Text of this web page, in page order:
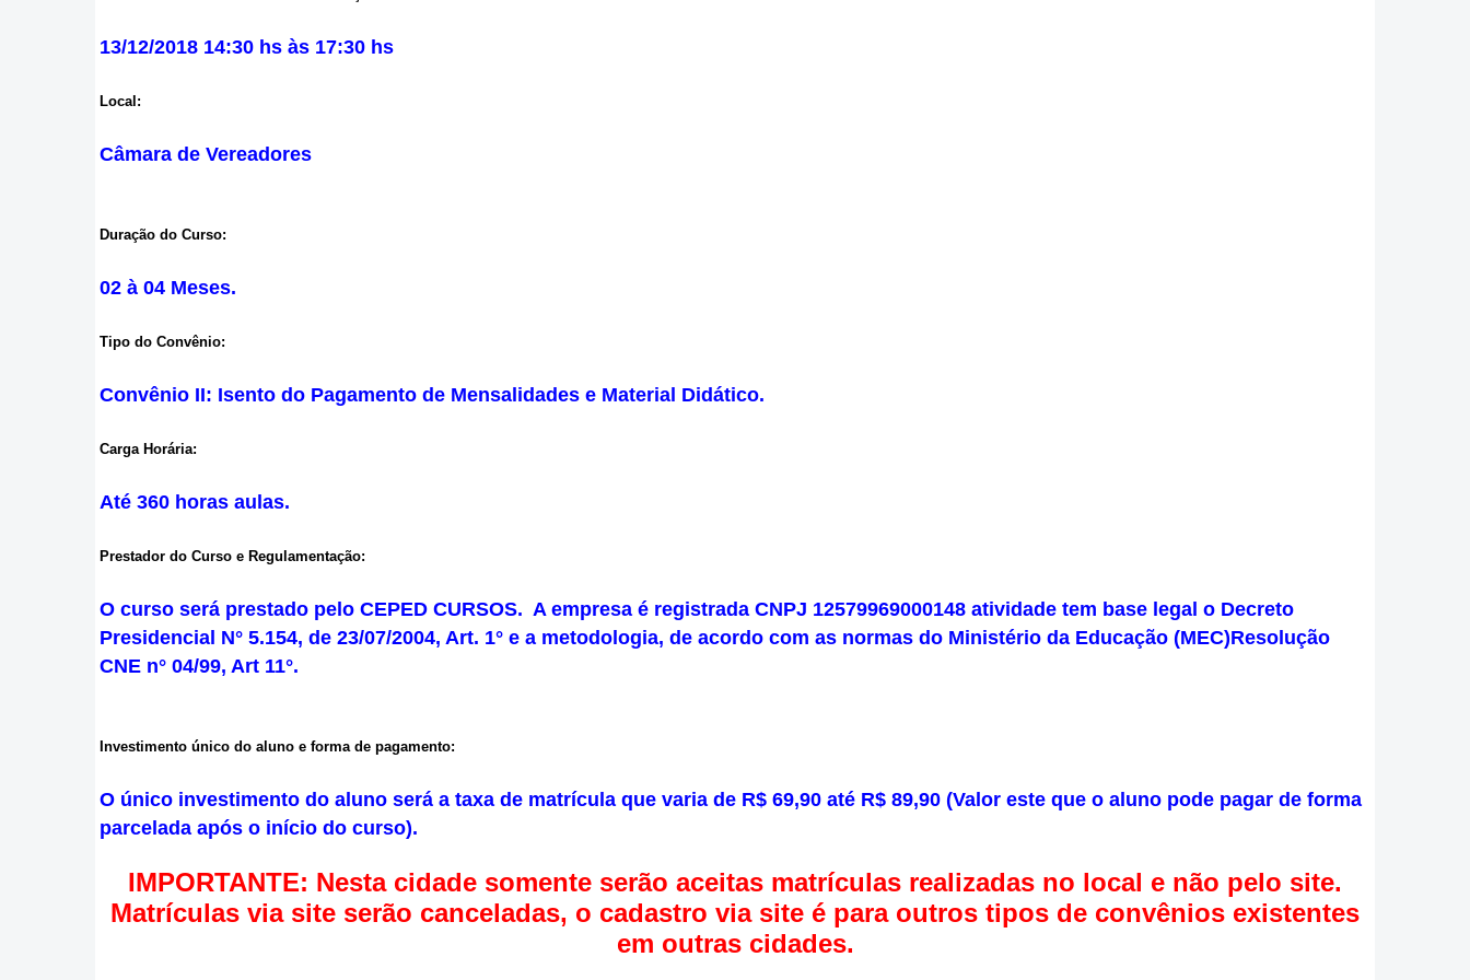
13/12/2018 14:30 hs às 17:30 hs
Local:
Câmara de Vereadores
Duração do Curso:
02 à 04 Meses.
Tipo do Convênio:
Convênio II: Isento do Pagamento de Mensalidades e Material Didático.
Carga Horária:
Até 360 horas aulas.
Prestador do Curso e Regulamentação:
O curso será prestado pelo CEPED CURSOS. A empresa é registrada CNPJ 12579969000148 atividade tem base legal o Decreto
Presidencial N° 5.154, de 23/07/2004, Art. 1° e a metodologia, de acordo com as normas do Ministério da Educação (MEC)Resolução
CNE n° 04/99, Art 11°.
Investimento único do aluno e forma de pagamento:
O único investimento do aluno será a taxa de matrícula que varia de R$ 69,90 até R$ 89,90 (Valor este que o aluno pode pagar de forma
parcelada após o início do curso).
IMPORTANTE: Nesta cidade somente serão aceitas matrículas realizadas no local e não pelo site.
Matrículas via site serão canceladas, o cadastro via site é para outros tipos de convênios existentes
em outras cidades.